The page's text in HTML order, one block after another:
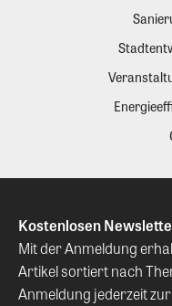
Kostenlosen
Mit der Anmeldung
Artikel sortiert nach
Anmeldung jederzeit